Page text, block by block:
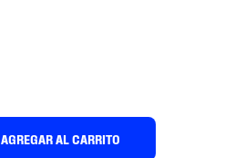
AGREGAR AL CARRITO